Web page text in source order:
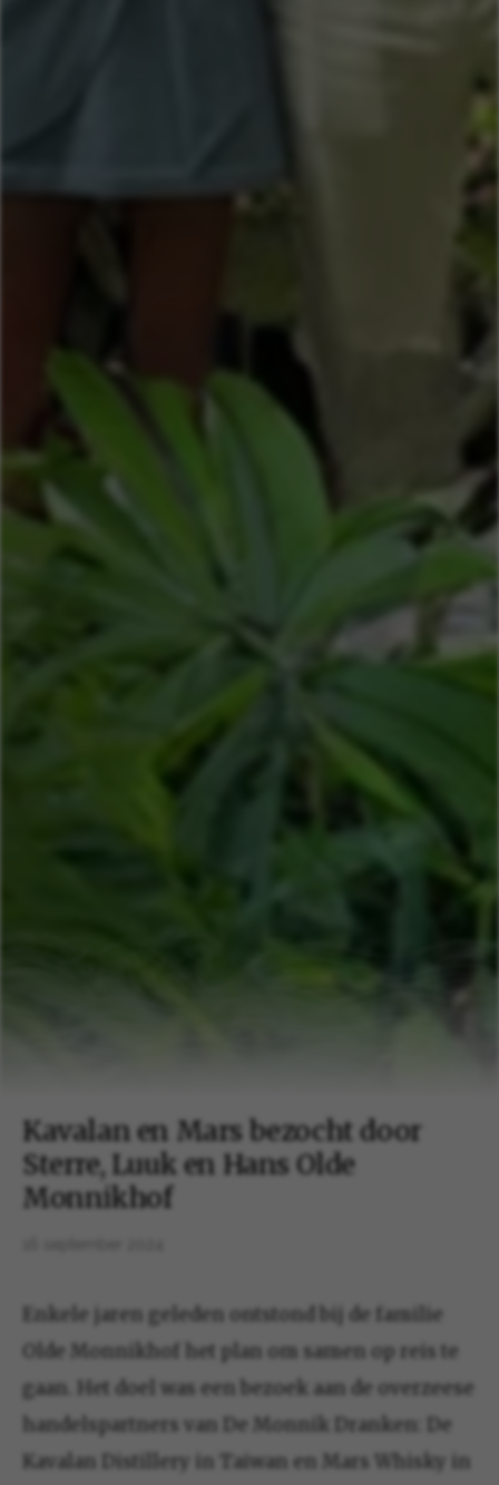
Kavalan en Mars bezocht door
Sterre, Luuk en Hans Olde
Monnikhof
Enkele jaren geleden ontstond bij de familie
Olde Monnikhof het plan om samen op reis te
gaan. Het doel was een bezoek aan de overzeese
handelspartners van De Monnik Dranken: De
Kavalan Distillery in Taiwan en Mars Whisky in